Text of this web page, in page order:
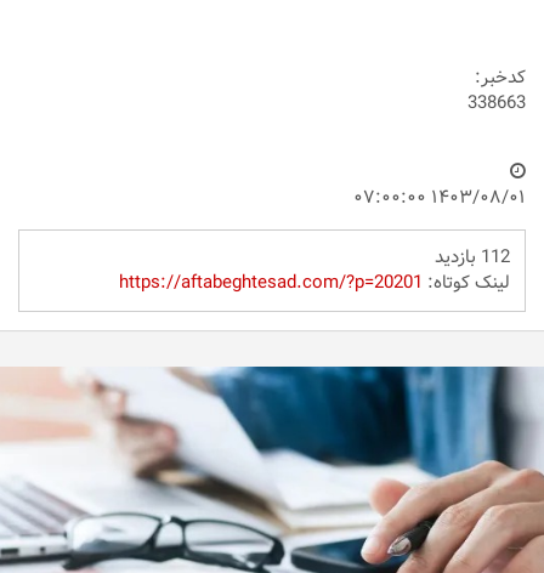
کدخبر:
338663
۱۴۰۳/۰۸/۰۱ ۰۷:۰۰:۰۰
112 بازدید
لینک کوتاه:https://aftabeghtesad.com/?p=20201